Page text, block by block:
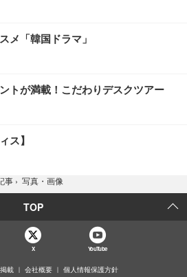
メ「韓国ドラマ」
トが満載！こだわりデスクツアー
ス】
事 › 写真・画像
TOP
X YouTube
載 会社概要 個人情報保護方針